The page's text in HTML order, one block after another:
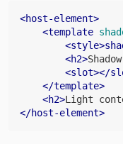
<host-element>
<template
<h2>
<slot></
</template>
<h2>Light
</host-element>